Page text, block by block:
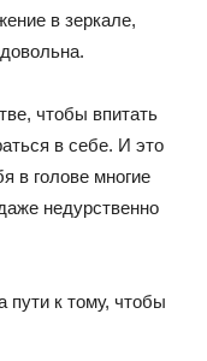
в зеркале,
чтобы впитать
в себе. И это
в голове многие
недурственно
пути к тому, чтобы